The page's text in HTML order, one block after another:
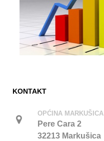
KONTAKT
OPĆINA MARKUŠICA
Pere Cara 2
32213 Markušica